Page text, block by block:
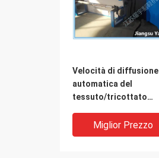
Velocità di diffusione
automatica del
tessuto/tricottato
alimentazione
Miglior Prezzo